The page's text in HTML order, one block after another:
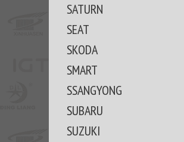
SATURN
SEAT
SKODA
SMART
SSANGYONG
SUBARU
SUZUKI